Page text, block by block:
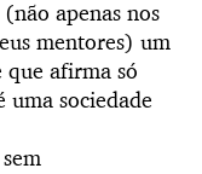
apenas nos
mentores) um
que afirma só
uma sociedade